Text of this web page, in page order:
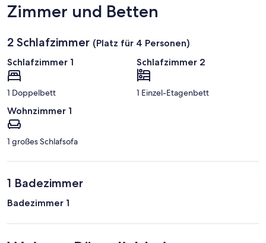
Zimmer und Betten
2 Schlafzimmer (Platz für 4 Personen)
Schlafzimmer 1
1 Doppelbett
Schlafzimmer 2
1 Einzel-Etagenbett
Wohnzimmer 1
1 großes Schlafsofa
1 Badezimmer
Badezimmer 1